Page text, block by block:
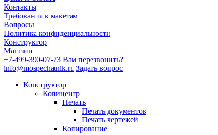
Контакты
Требования к макетам
Вопросы
Политика конфиденциальности
Конструктор
Магазин
+7-499-390-07-73 Вам перезвонить?
info@mospechatnik.ru Задать вопрос
Конструктор
Копицентр
Печать
Печать документов
Печать чертежей
Копирование